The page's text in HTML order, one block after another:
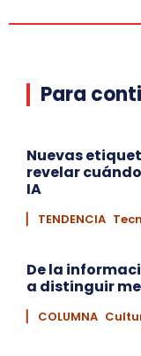
Para
Nuevas
revelar
IA
▏ TENDENCIA
De la
a distinguir
▏ COLUMNA